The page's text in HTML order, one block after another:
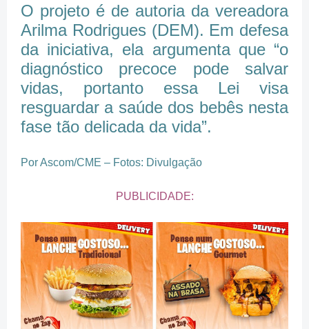
O projeto é de autoria da vereadora
Arilma Rodrigues (DEM). Em defesa
da iniciativa, ela argumenta que “o
diagnóstico precoce pode salvar
vidas, portanto essa Lei visa
resguardar a saúde dos bebês nesta
fase tão delicada da vida”.
Por Ascom/CME – Fotos: Divulgação
PUBLICIDADE: